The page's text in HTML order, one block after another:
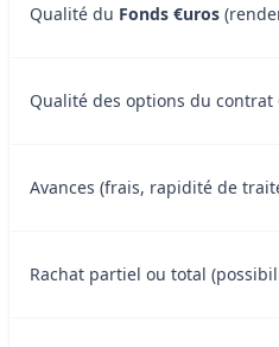
Qualité du Fonds €uros
Qualité des options du contrat
Avances (frais, rapidité de
Rachat partiel ou total